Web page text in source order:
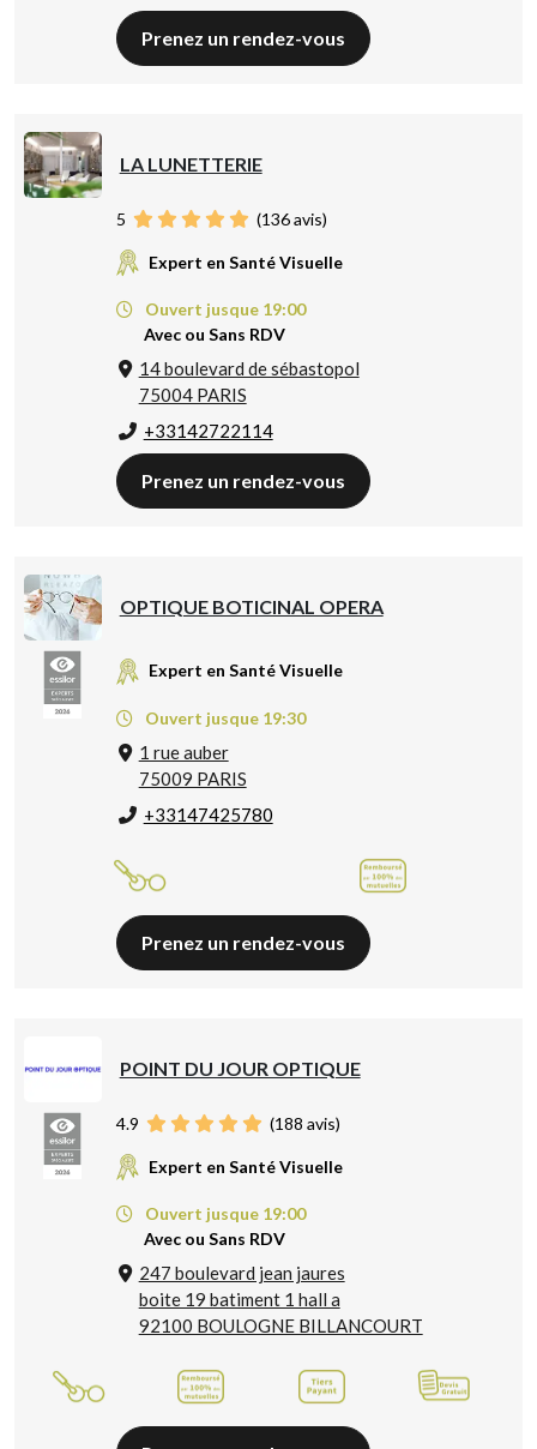
Prenez un rendez-vous
LA LUNETTERIE
5 (136avis)
Expert en Santé Visuelle
Ouvert jusque 19:00
Avec ou Sans RDV
14 boulevard de sébastopol
75004 PARIS
+33142722114
Prenez un rendez-vous
OPTIQUE BOTICINAL OPERA
Expert en Santé Visuelle
Ouvert jusque 19:30
1 rue auber
75009 PARIS
+33147425780
Prenez un rendez-vous
POINT DU JOUR OPTIQUE
4.9 (188 avis)
Expert en Santé Visuelle
Ouvert jusque 19:00
Avec ou Sans RDV
247 boulevard jean jaures
boite 19 batiment 1 hall a
92100 BOULOGNE BILLANCOURT